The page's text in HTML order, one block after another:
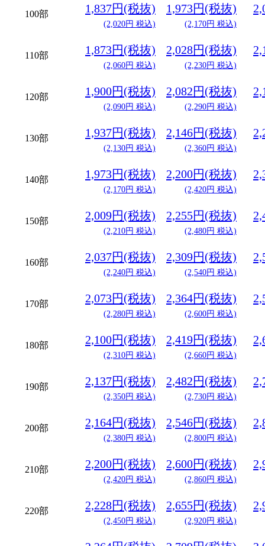
100部 1,837円(税抜)
(2,020円 税込)
1,973円(税抜)
(2,170円 税込)
110部 1,873円(税抜)
(2,060円 税込)
2,028円(税抜)
(2,230円 税込)
120部 1,900円(税抜)
(2,090円 税込)
2,082円(税抜)
(2,290円 税込)
130部 1,937円(税抜)
(2,130円 税込)
2,146円(税抜)
(2,360円 税込)
140部 1,973円(税抜)
(2,170円 税込)
2,200円(税抜)
(2,420円 税込)
150部 2,009円(税抜)
(2,210円 税込)
2,255円(税抜)
(2,480円 税込)
160部 2,037円(税抜)
(2,240円 税込)
2,309円(税抜)
(2,540円 税込)
170部 2,073円(税抜)
(2,280円 税込)
2,364円(税抜)
(2,600円 税込)
180部 2,100円(税抜)
(2,310円 税込)
2,419円(税抜)
(2,660円 税込)
190部 2,137円(税抜)
(2,350円 税込)
2,482円(税抜)
(2,730円 税込)
200部 2,164円(税抜)
(2,380円 税込)
2,546円(税抜)
(2,800円 税込)
210部 2,200円(税抜)
(2,420円 税込)
2,600円(税抜)
(2,860円 税込)
220部 2,228円(税抜)
(2,450円 税込)
2,655円(税抜)
(2,920円 税込)